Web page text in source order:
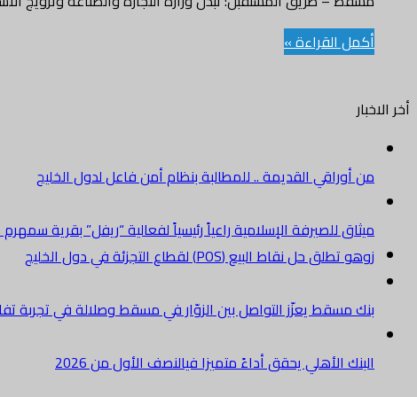
أكمل القراءة »
أخر الاخبار
من أوراقي القديمة .. للمطالبة بنظام أمن فاعل لدول الخليج
ميثاق للصيرفة الإسلامية راعياً رئيسياً لفعالية “ريفل” بقرية
زوهو تطلق حل نقاط البيع (POS) لقطاع التجزئة في دول الخليج
بنك مسقط يعزّز التواصل بين الزوّار في مسقط وصلالة في
البنك الأهلي يحقق أداءً متميزا فيالنصف الأول من 2026